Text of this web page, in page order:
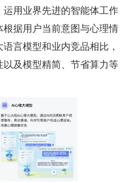
用业界先进的智能体工作
据用户当前意图与心理情
言模型和业内竞品相比，
及模型精简、节省算力等